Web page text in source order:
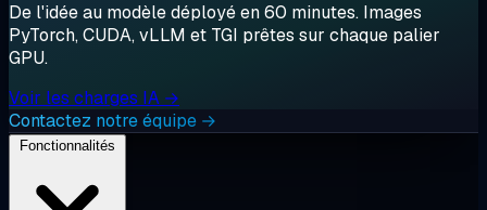
De l'idée au modèle déployé en 60 minutes. Images
PyTorch, CUDA, vLLM et TGI prêtes sur chaque palier
GPU.
Voir les charges IA →
Contactez notre équipe →